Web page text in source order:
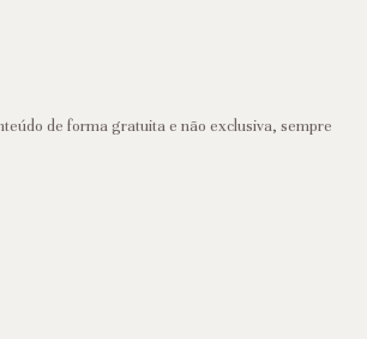
de forma gratuita e não exclusiva, sempre